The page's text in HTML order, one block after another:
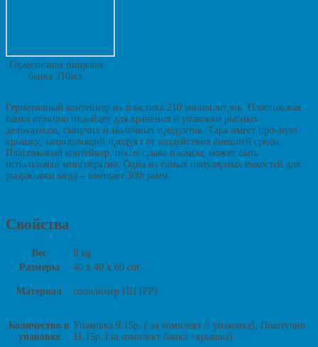
Герметичная пищевая
банка 210мл.
Герметичный контейнер из пластика 210 миллилитров. Пластиковая
банка отлично подойдет для хранения и упаковки рыбных
деликатесов, сыпучих и молочных продуктов. Тара имеет прочную
крышку, защищающий продукт от воздействия внешней среды.
Пластиковый контейнер, после срыва пломбы, может быть
использован многократно. Одна из самых популярных ёмкостей для
расфасовки мёда – вмещает 300грамм.
Свойства
Вес
8 kg
Размеры
40 x 40 x 60 cm
Материал сополимер ПП (PP)
Количество в
упаковке
Упаковка 9,15р. ( за комплект // упаковка), Поштучно
11,15р. (за комплект банка +крышка)